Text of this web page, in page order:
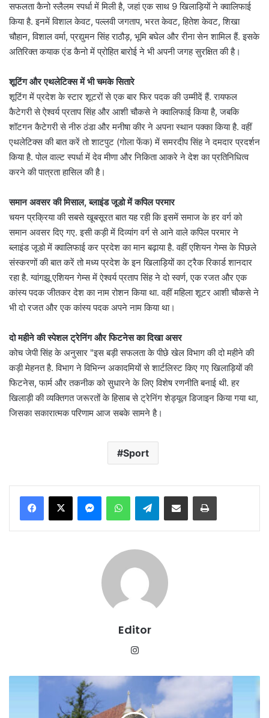
सफलता कैनो स्लैलम स्पर्धा में मिली है, जहां एक साथ 9 खिलाड़ियों ने क्वालिफाई
किया है. इनमें विशाल केवट, पल्लवी जगताप, भरत केवट, हितेश केवट, शिखा
चौहान, विशाल वर्मा, प्रद्युमन सिंह राठौड़, भूमि बघेल और रीना सेन शामिल हैं. इसके
अतिरिक्त कयाक एंड कैनो में प्रोहित बारोई ने भी अपनी जगह सुरक्षित की है।
शूटिंग और एथलेटिक्स में भी चमके सितारे
शूटिंग में प्रदेश के स्टार शूटरों से एक बार फिर पदक की उम्मीदें हैं. रायफल
कैटेगरी से ऐश्वर्य प्रताप सिंह और आशी चौकसे ने क्वालिफाई किया है, जबकि
शॉटगन कैटेगरी से नीरु ठंडा और मनीषा कीर ने अपना स्थान पक्का किया है. वहीं
एथलेटिक्स की बात करें तो शाटपुट (गोला फेंक) में समरदीप सिंह ने दमदार प्रदर्शन
किया है. पोल वाल्ट स्पर्धा में देव मीणा और निकिता आकरे ने देश का प्रतिनिधित्व
करने की पात्रता हासिल की है।
समान अवसर की मिसाल, ब्लाइंड जूडो में कपिल परमार
चयन प्रक्रिया की सबसे खूबसूरत बात यह रही कि इसमें समाज के हर वर्ग को
समान अवसर दिए गए. इसी कड़ी में दिव्यांग वर्ग से आने वाले कपिल परमार ने
ब्लाइंड जूडो में क्वालिफाई कर प्रदेश का मान बढ़ाया है. वहीं एशियन गेम्स के पिछले
संस्करणों की बात करें तो मध्य प्रदेश के इन खिलाड़ियों का ट्रैक रिकार्ड शानदार
रहा है. ग्वांगझू एशियन गेम्स में ऐश्वर्य प्रताप सिंह ने दो स्वर्ण, एक रजत और एक
कांस्य पदक जीतकर देश का नाम रोशन किया था. वहीं महिला शूटर आशी चौकसे ने
भी दो रजत और एक कांस्य पदक अपने नाम किया था।
दो महीने की स्पेशल ट्रेनिंग और फिटनेस का दिखा असर
कोच जेपी सिंह के अनुसार "इस बड़ी सफलता के पीछे खेल विभाग की दो महीने की
कड़ी मेहनत है. विभाग ने विभिन्न अकादमियों से शार्टलिस्ट किए गए खिलाड़ियों की
फिटनेस, फार्म और तकनीक को सुधारने के लिए विशेष रणनीति बनाई थी. हर
खिलाड़ी की व्यक्तिगत जरूरतों के हिसाब से ट्रेनिंग शेड्यूल डिजाइन किया गया था,
जिसका सकारात्मक परिणाम आज सबके सामने है।
Sport
MessengerWhatsAppTelegramShare via Email Print
Editor